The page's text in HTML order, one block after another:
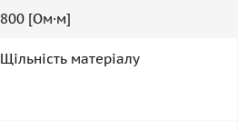
800 [Ом·м]
Щільність матеріалу